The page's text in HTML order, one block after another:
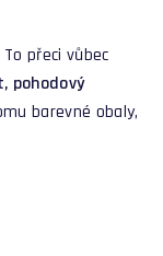
přeci vůbec
pohodový
barevné obaly,